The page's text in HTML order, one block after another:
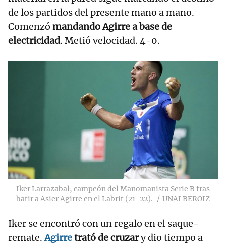
de los partidos del presente mano a mano.
Comenzó mandando Agirre a base de
electricidad. Metió velocidad. 4-0.
Iker Larrazabal, campeón del Manomanista Serie B tras
batir a Asier Agirre en el Labrit (21-22).
UNAI BEROIZ
Iker se encontró con un regalo en el saque-
remate. Agirretrató de cruzary dio tiempo a